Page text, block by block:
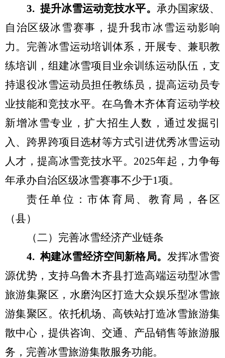
3. 提升冰雪运动竞技水平。 承办国家级、
自治区级冰雪赛事 ， 提升我市冰雪运动影响
力。 完善冰雪运动培训体系，开展专、兼职教
练培训， 组建冰雪项目业余训练运动 队伍，支
持退役冰雪运动员担任教练员，提高运动员专
业技能和竞技水平。 在乌鲁木齐体育运动学校
新增冰雪专业，扩大招生人数，通过发掘引
入、跨界跨项目选材等方式引进优秀冰雪运动
人才，提高冰雪竞技水平。 2025年起 ，力争每
年承办自治区级冰雪赛事不少于1项。
责任单位：市体育局、教育局，各区
（县）
（二） 完善冰雪经济产业链条
4. 构建冰雪经济空间新格局。 发挥冰雪资
源优势，支持乌鲁木齐县打造高端运动型冰雪
旅游集聚区 ， 水磨沟区打造大众娱乐型冰雪旅
游集聚区。依托机场、高铁站打造冰雪旅游集
散中心，提供咨询、交通、产品销售等旅游服
务，完善冰雪旅游集散服务功能。